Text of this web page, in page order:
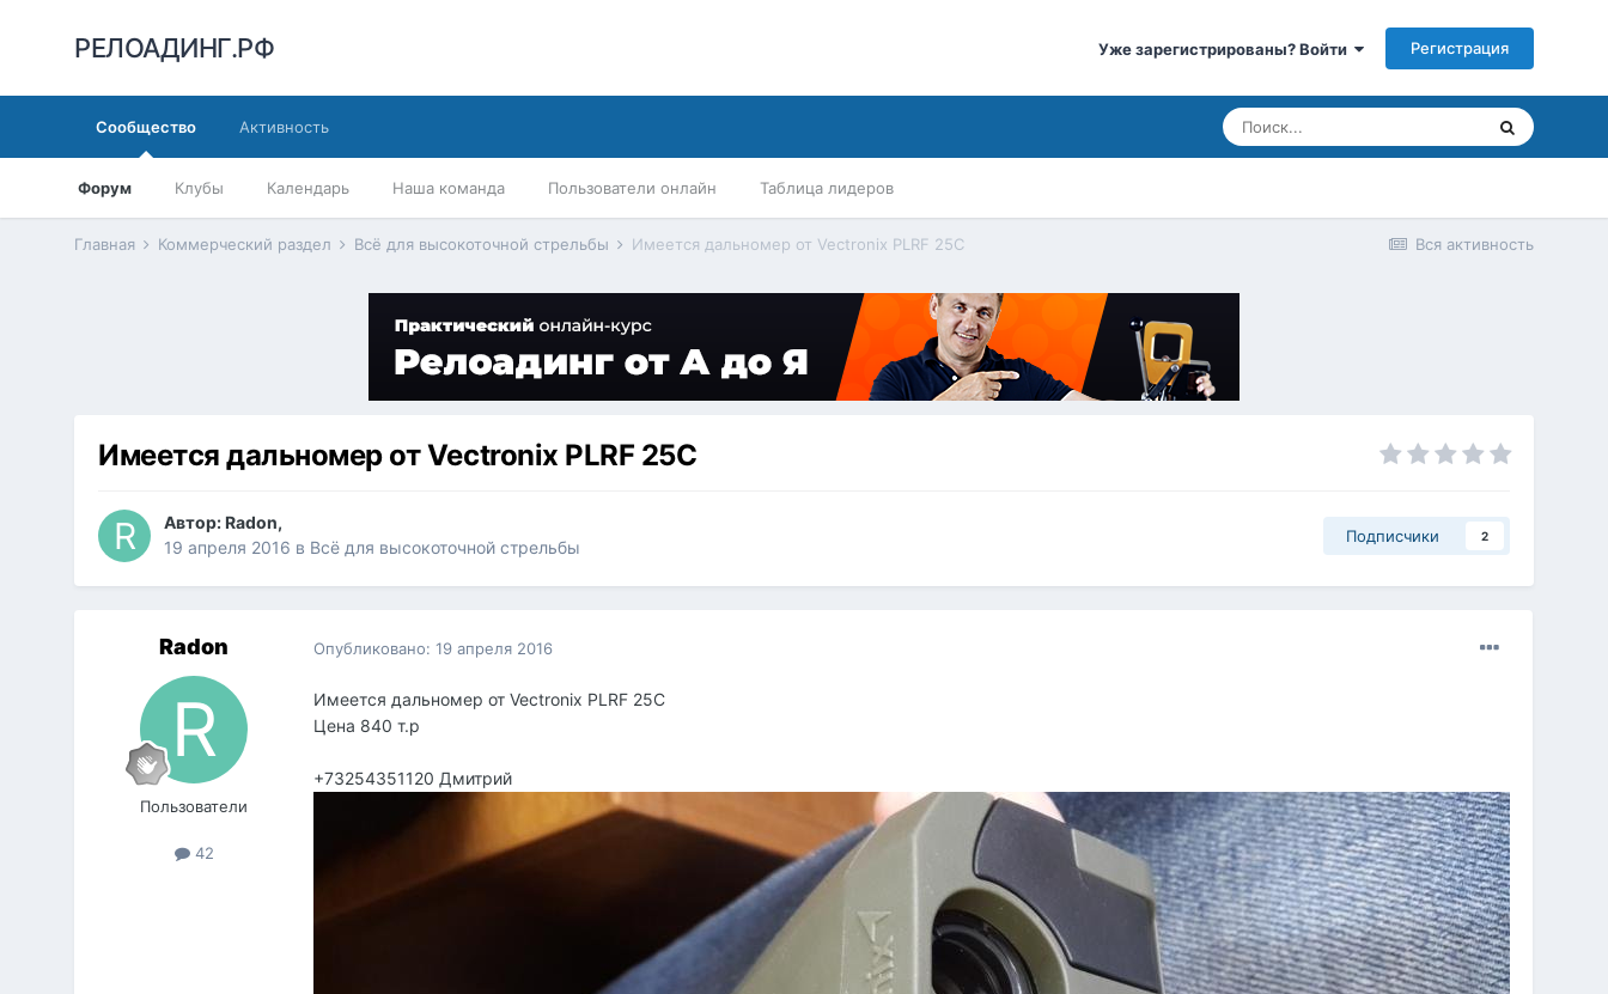
РЕЛОАДИНГ.РФ Уже зарегистрированы? Войти Регистрация
Сообщество
Форум Клубы Календарь Наша команда Пользователи онлайн Таблица лидеров
Активность
Вся активность
Главная Коммерческий раздел Всё для высокоточной стрельбы Имеется дальномер от Vectronix PLRF 25C
Имеется дальномер от Vectronix PLRF 25C
Автор:Radon,
19 апреля 2016 в Всё для высокоточной стрельбы
Подписчики 2
Radon
Пользователи
42
Опубликовано:19 апреля 2016
Имеется дальномер от Vectronix PLRF 25C
Цена 840 т.р
+73254351120 Дмитрий